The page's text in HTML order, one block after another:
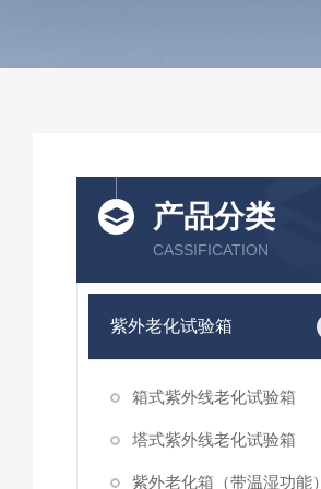
产品分类
CASSIFICATION
紫外老化试验箱
箱式紫外线老化试验箱
塔式紫外线老化试验箱
紫外老化箱（带温湿功能）